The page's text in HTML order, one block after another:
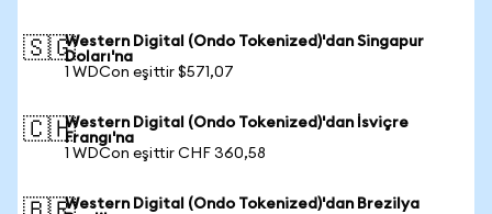
🇸🇬Western Digital (Ondo Tokenized)'dan Singapur
Doları'na
1 WDCon eşittir $571,07
🇨🇭Western Digital (Ondo Tokenized)'dan İsviçre
Frangı'na
1 WDCon eşittir CHF 360,58
Western Digital (Ondo Tokenized)'dan Brezilya